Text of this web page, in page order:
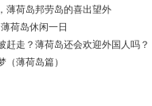
薄荷岛邦劳岛的喜出望外
荷岛休闲一日
赶走？薄荷岛还会欢迎外国人吗？
薄荷岛篇）